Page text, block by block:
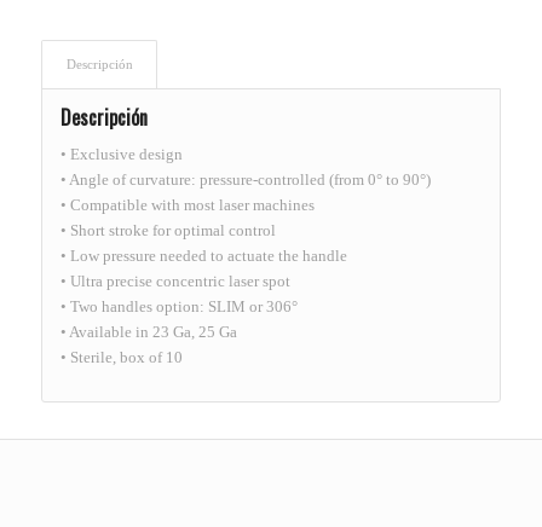
Descripción
Descripción
• Exclusive design
• Angle of curvature: pressure-controlled (from 0° to 90°)
• Compatible with most laser machines
• Short stroke for optimal control
• Low pressure needed to actuate the handle
• Ultra precise concentric laser spot
• Two handles option: SLIM or 306°
• Available in 23 Ga, 25 Ga
• Sterile, box of 10